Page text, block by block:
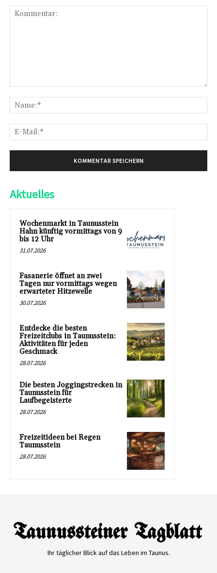
Aktuelles
Wochenmarkt in Taunusstein
Hahn künftig vormittags von 9
bis 12 Uhr
31.07.2026
Fasanerie öffnet an zwei
Tagen nur vormittags wegen
erwarteter Hitzewelle
30.07.2026
Entdecke die besten
Freizeitclubs in Taunusstein:
Aktivitäten für jeden
Geschmack
28.07.2026
Die besten Joggingstrecken in
Taunusstein für
Laufbegeisterte
28.07.2026
Freizeitideen bei Regen
Taunusstein
28.07.2026
Ihr täglicher Blick auf das Leben im Taunus.